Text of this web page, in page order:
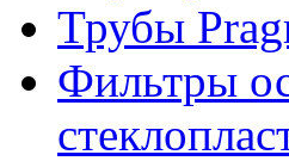
Трубы
Фильтры